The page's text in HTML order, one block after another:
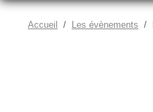
Accueil Les évènements